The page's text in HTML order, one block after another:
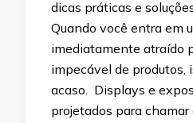
dicas práticas e
Quando você entra em
imediatamente atraído
impecável de produtos,
acaso. Displays e
projetados para